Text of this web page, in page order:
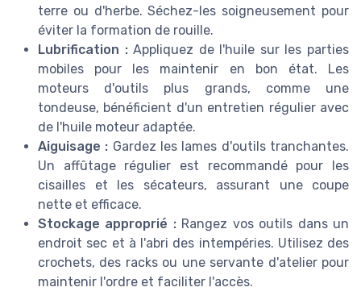
terre ou d'herbe. Séchez-les soigneusement pour
éviter la formation de rouille.
Lubrification :Appliquez de l'huile sur les parties
mobiles pour les maintenir en bon état. Les
moteurs d'outils plus grands, comme une
tondeuse, bénéficient d'un entretien régulier avec
de l'huile moteur adaptée.
Aiguisage : Gardez les lames d'outils tranchantes.
Un affûtage régulier est recommandé pour les
cisailles et les sécateurs, assurant une coupe
nette et efficace.
Stockage approprié :Rangez vos outils dans un
endroit sec et à l'abri des intempéries. Utilisez des
crochets, des racks ou une servante d'atelier pour
maintenir l'ordre et faciliter l'accès.